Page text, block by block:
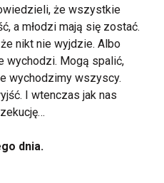
że wszystkie
a młodzi mają się zostać.
nikt nie wyjdzie. Albo
wychodzi. Mogą spalić,
wychodzimy wszyscy.
I wtenczas jak nas
dnia.